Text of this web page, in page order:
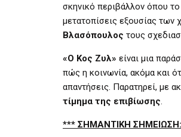
σκηνικό περιβάλλον όπου το
μετατοπίσεις εξουσίας των
Βλασόπουλος τους
«Ο Κος Ζυλ» είναι μια
πώς η κοινωνία, ακόμα και
απαντήσεις. Παρατηρεί, με
τίμημα της επιβίωσης.
*** ΣΗΜΑΝΤΙΚΗ ΣΗΜΕΙΩΣΗ: